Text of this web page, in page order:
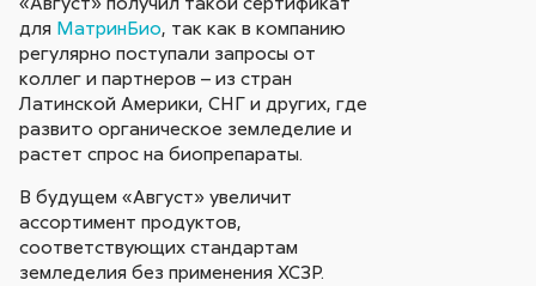
для МатринБио, так как в компанию
регулярно поступали запросы от
коллег и партнеров – из стран
Латинской Америки, СНГ и других, где
развито органическое земледелие и
растет спрос на биопрепараты.
В будущем «Август» увеличит
ассортимент продуктов,
соответствующих стандартам
земледелия без применения ХСЗР.